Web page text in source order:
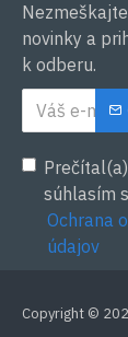
novinky a
k odberu.
súhlasím s
Ochrana
údajov
Copyright ©